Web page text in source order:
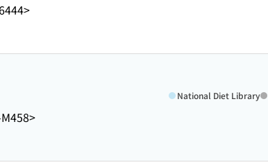
National Diet Library